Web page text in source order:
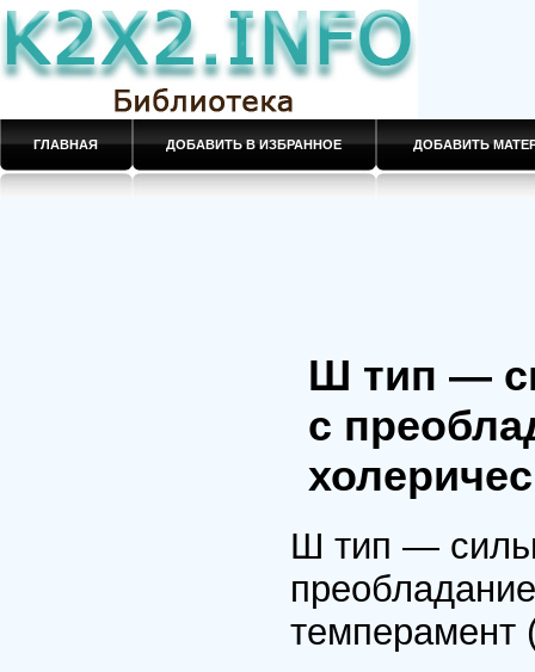
ГЛАВНАЯ ДОБАВИТЬ В ИЗБРАННОЕ ДОБАВИТЬ
Ш тип —
с
Ш тип —
темперамент